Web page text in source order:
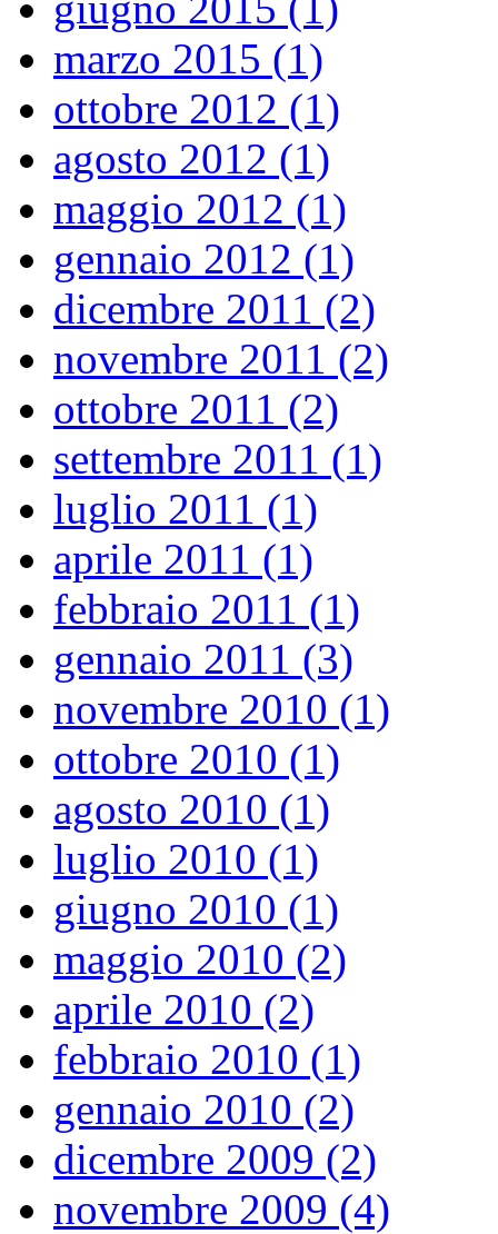
marzo 2015 (1)
ottobre 2012 (1)
agosto 2012 (1)
maggio 2012 (1)
gennaio 2012 (1)
dicembre 2011 (2)
novembre 2011 (2)
ottobre 2011 (2)
settembre 2011 (1)
luglio 2011 (1)
aprile 2011 (1)
febbraio 2011 (1)
gennaio 2011 (3)
novembre 2010 (1)
ottobre 2010 (1)
agosto 2010 (1)
luglio 2010 (1)
giugno 2010 (1)
maggio 2010 (2)
aprile 2010 (2)
febbraio 2010 (1)
gennaio 2010 (2)
dicembre 2009 (2)
novembre 2009 (4)